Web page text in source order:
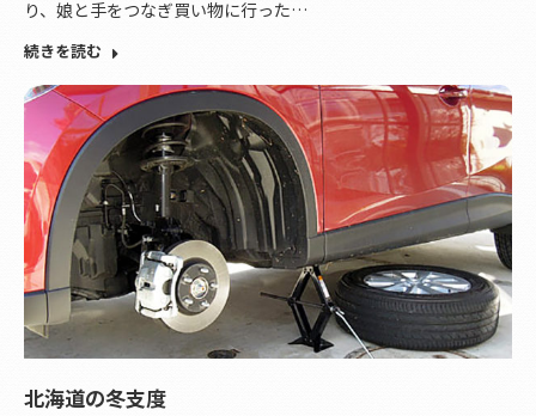
り、娘と手をつなぎ買い物に行った…
続きを読む
北海道の冬支度